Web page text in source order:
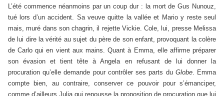
L’été commence néanmoins par un coup dur : la mort de Gus Nunouz,
tué lors d’un accident. Sa veuve quitte la vallée et Mario y reste seul
mais, muré dans son chagrin, il rejette Vickie. Cole, lui, presse Melissa
de lui dire la vérité au sujet du père de son enfant, provoquant la colère
de Carlo qui en vient aux mains. Quant à Emma, elle affirme préparer
son évasion et tient tête à Angela en refusant de lui donner la
procuration qu’elle demande pour contrôler ses parts du Globe. Emma
compte bien, au contraire, conserver ce pouvoir pour s’émanciper,
comme d’ailleurs Julia qui repousse la proposition de procuration que lui